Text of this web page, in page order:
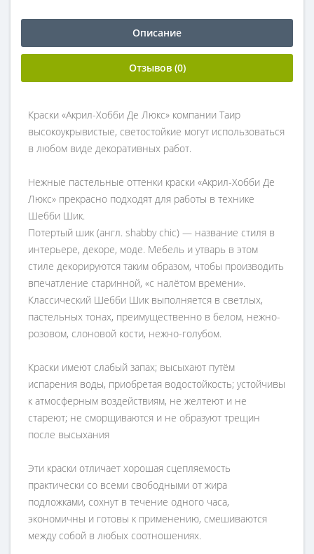
Описание
Отзывов (0)
Краски «Акрил-Хобби Де Люкс» компании Таир
высокоукрывистые, светостойкие могут использоваться
в любом виде декоративных работ.
Нежные пастельные оттенки краски «Акрил-Хобби Де
Люкс» прекрасно подходят для работы в технике
Шебби Шик.
Потертый шик (англ. shabby chic) — название стиля в
интерьере, декоре, моде. Мебель и утварь в этом
стиле декорируются таким образом, чтобы производить
впечатление старинной, «с налётом времени».
Классический Шебби Шик выполняется в светлых,
пастельных тонах, преимущественно в белом, нежно-
розовом, слоновой кости, нежно-голубом.
Краски имеют слабый запах; высыхают путём
испарения воды, приобретая водостойкость; устойчивы
к атмосферным воздействиям, не желтеют и не
стареют; не сморщиваются и не образуют трещин
после высыхания
Эти краски отличает хорошая сцепляемость
практически со всеми свободными от жира
подложками, сохнут в течение одного часа,
экономичны и готовы к применению, смешиваются
между собой в любых соотношениях.